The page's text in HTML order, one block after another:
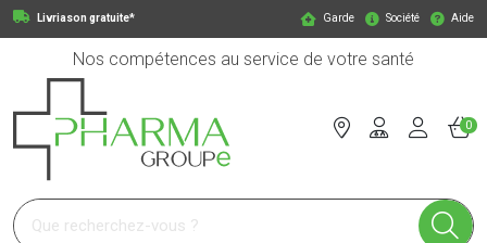
Livriason gratuite* Garde Société Aide
Nos compétences au service de votre santé
Pharmagroupe Votre pharmacie en ligne à votre service
0